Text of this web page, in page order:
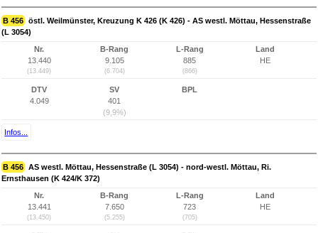
B 456 östl. Weilmünster, Kreuzung K 426 (K 426) - AS westl. Möttau, Hessenstraße
(L 3054)
Nr.
13.440
(13.449)
B-Rang
9.105
(6.704)
L-Rang
885
(866)
Land
HE
DTV
4.049
SV
401
(9,9%)
BPL
Infos...
B 456 AS westl. Möttau, Hessenstraße (L 3054) - nord-westl. Möttau, Ri.
Ernsthausen (K 424/K 372)
Nr.
13.441
(13.450)
B-Rang
7.650
(5.255)
L-Rang
723
(705)
Land
HE